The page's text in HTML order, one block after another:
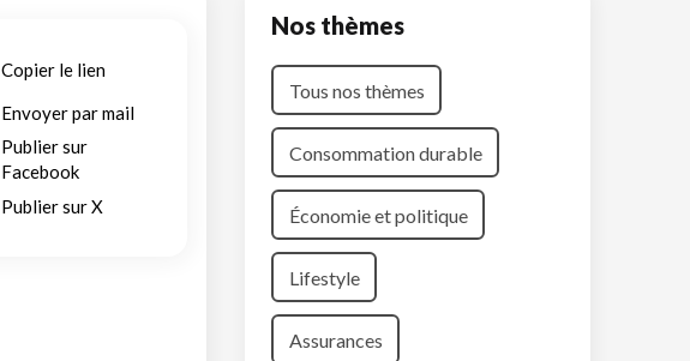
Copier le lien
Envoyer par mail
Publier sur
Facebook
Publier sur X
Nos thèmes
Tous nos thèmes
Consommation durable
Économie et politique
Lifestyle
Assurances